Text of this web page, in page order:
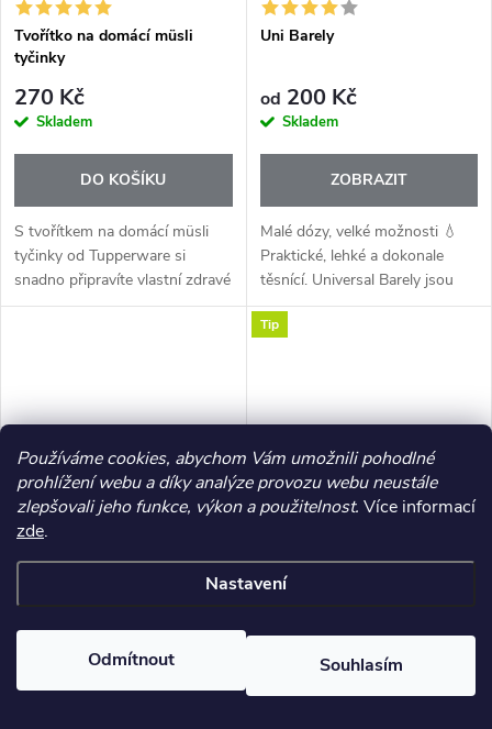
Používáme cookies, abychom Vám umožnili pohodlné
prohlížení webu a díky analýze provozu webu neustále
zlepšovali jeho funkce, výkon a použitelnost. Více informací
zde.
Nastavení
Odmítnout Souhlasím
Tvořítko na domácí müsli
tyčinky
270 Kč
Skladem
DO KOŠÍKU
S tvořítkem na domácí müsli
tyčinky od Tupperware si
snadno připravíte vlastní zdravé
svačiny přesně podle své chuti.
Uni Barely
od 200 Kč
Skladem
ZOBRAZIT
Malé dózy, velké možnosti 💧
Praktické, lehké a dokonale
těsnící. Universal Barely jsou
univerzální nádoby pro
každodenní skladování doma i
350 Kč
–21 %
Utěrka na brýle z mikrovlákna,
275 Kč
Skladem
Tip
1 470 Kč
–18 %
VANILLA - Vanilka